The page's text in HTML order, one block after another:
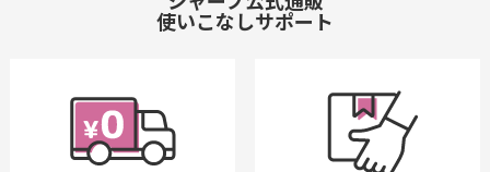
使いこなしサポート